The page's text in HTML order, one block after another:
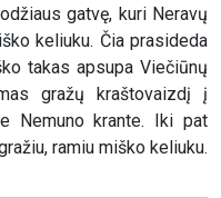
gatvę, kuri Neravų
keliuku. Čia prasideda
takas apsupa Viečiūnų
gražų kraštovaizdį į
Nemuno krante. Iki pat
ramiu miško keliuku.